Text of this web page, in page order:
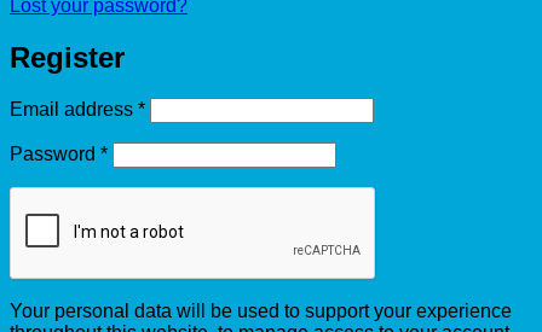
Lost your password?
Register
Email address *Required
Password *Required
Your personal data will be used to support your experience